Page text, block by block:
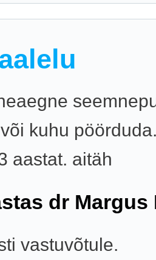
kuhu
aastat. aitäh
dr Margus
vastuvõtule.